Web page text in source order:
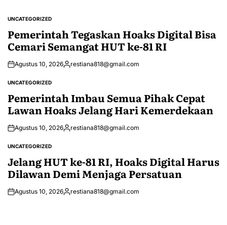
POSTED
UNCATEGORIZED
Pemerintah Tegaskan Hoaks Digital Bisa
Cemari Semangat HUT ke-81 RI
Agustus 10, 2026Posted
restiana818@gmail.com
POSTED
UNCATEGORIZED
Pemerintah Imbau Semua Pihak Cepat
Lawan Hoaks Jelang Hari Kemerdekaan
Agustus 10, 2026Posted
restiana818@gmail.com
POSTED
UNCATEGORIZED
Jelang HUT ke-81 RI, Hoaks Digital Harus
Dilawan Demi Menjaga Persatuan
Agustus 10, 2026Posted
restiana818@gmail.com